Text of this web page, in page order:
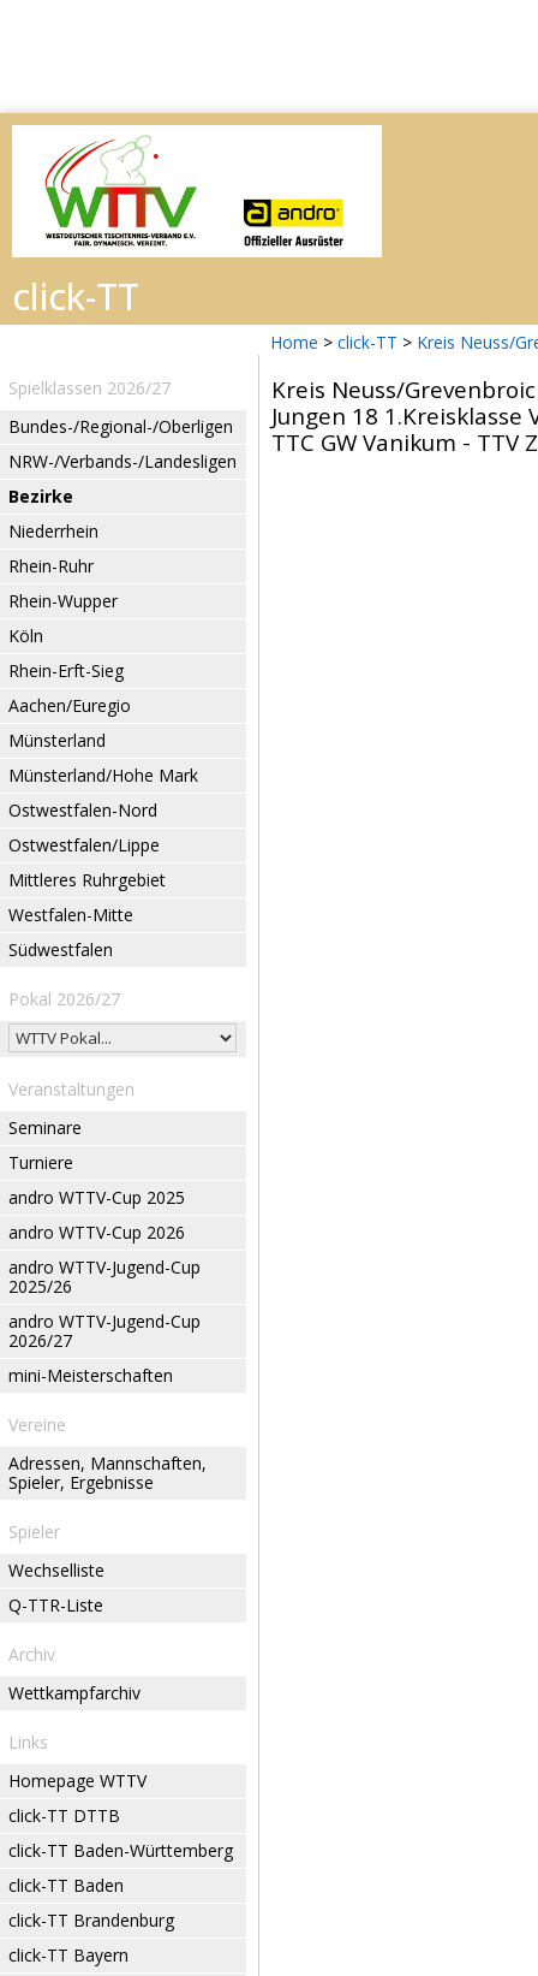
Home > click-TT > Kreis Neuss/
Spielklassen 2026/27
Bundes-/Regional-/Oberligen
NRW-/Verbands-/Landesligen
Bezirke
Niederrhein
Rhein-Ruhr
Rhein-Wupper
Köln
Rhein-Erft-Sieg
Aachen/Euregio
Münsterland
Münsterland/Hohe Mark
Ostwestfalen-Nord
Ostwestfalen/Lippe
Mittleres Ruhrgebiet
Westfalen-Mitte
Südwestfalen
Pokal 2026/27
Veranstaltungen
Seminare
Turniere
andro WTTV-Cup 2025
andro WTTV-Cup 2026
andro WTTV-Jugend-Cup
2025/26
andro WTTV-Jugend-Cup
2026/27
mini-Meisterschaften
Vereine
Adressen, Mannschaften,
Spieler, Ergebnisse
Spieler
Wechselliste
Q-TTR-Liste
Archiv
Wettkampfarchiv
Links
Homepage WTTV
click-TT DTTB
click-TT Baden-Württemberg
click-TT Baden
click-TT Brandenburg
click-TT Bayern
Kreis Neuss/
Jungen 18 1.Kreisklasse
TTC GW Vanikum - TTV